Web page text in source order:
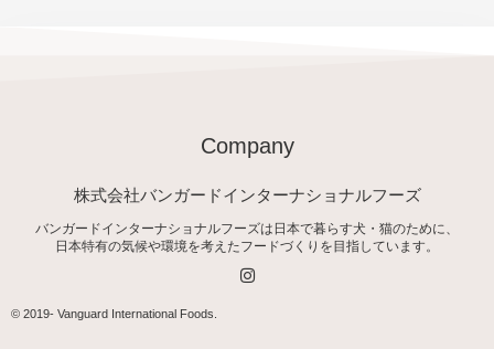
Company
株式会社バンガードインターナショナルフーズ
バンガードインターナショナルフーズは日本で暮らす犬・猫のために、
日本特有の気候や環境を考えたフードづくりを目指しています。
I
n
© 2019- Vanguard International Foods